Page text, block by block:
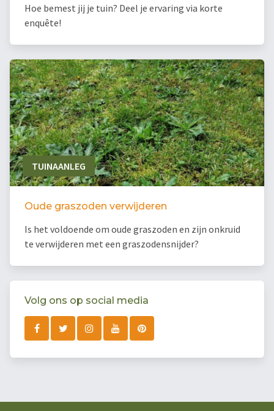
Hoe bemest jij je tuin? Deel je ervaring via korte
enquête!
TUINAANLEG
Oude graszoden verwijderen
Is het voldoende om oude graszoden en zijn onkruid
te verwijderen met een graszodensnijder?
Volg ons op social media